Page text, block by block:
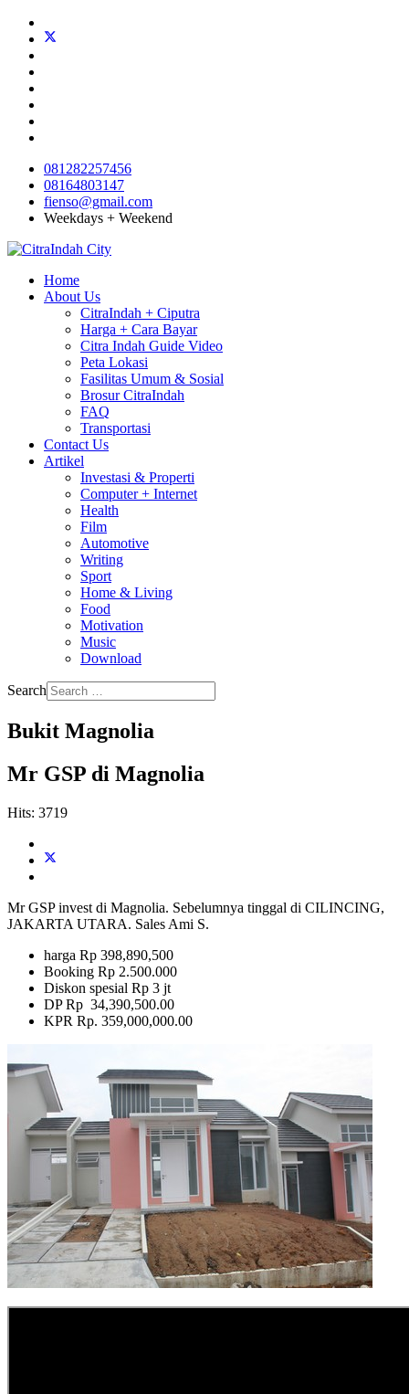
081282257456
08164803147
fienso@gmail.com
Weekdays + Weekend
Home
About Us
CitraIndah + Ciputra
Harga + Cara Bayar
Citra Indah Guide Video
Peta Lokasi
Fasilitas Umum & Sosial
Brosur CitraIndah
FAQ
Transportasi
Contact Us
Artikel
Investasi & Properti
Computer + Internet
Health
Film
Automotive
Writing
Sport
Home & Living
Food
Motivation
Music
Download
Search
Bukit Magnolia
Mr GSP di Magnolia
Hits: 3719
Mr GSP invest di Magnolia. Sebelumnya tinggal di CILINCING,
JAKARTA UTARA. Sales Ami S.
harga Rp 398,890,500
Booking Rp 2.500.000
Diskon spesial Rp 3 jt
DP Rp 34,390,500.00
KPR Rp. 359,000,000.00